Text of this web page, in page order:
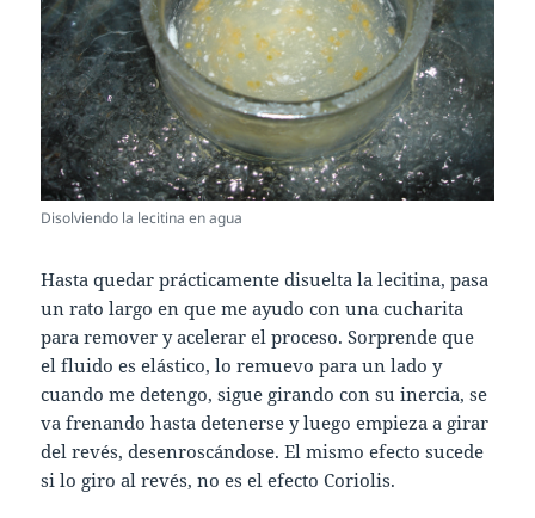
Disolviendo la lecitina en agua
Hasta quedar prácticamente disuelta la lecitina, pasa
un rato largo en que me ayudo con una cucharita
para remover y acelerar el proceso. Sorprende que
el fluido es elástico, lo remuevo para un lado y
cuando me detengo, sigue girando con su inercia, se
va frenando hasta detenerse y luego empieza a girar
del revés, desenroscándose. El mismo efecto sucede
si lo giro al revés, no es el efecto Coriolis.